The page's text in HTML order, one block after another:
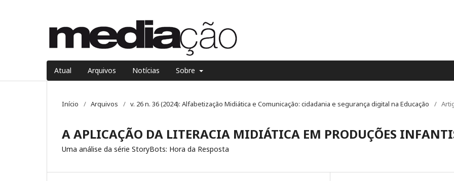
Atual Arquivos Notícias Sobre
Início / Arquivos / v. 26 n. 36 (2024): Alfabetização Midiática e Comunicação: cidadania e segurança digital na Educação /
A APLICAÇÃO DA LITERACIA MIDIÁTICA EM PRODUÇÕES
Uma análise da série StoryBots: Hora da Resposta